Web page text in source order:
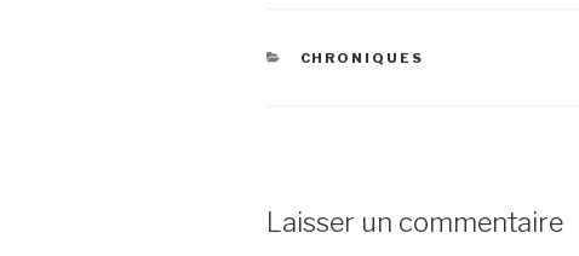
CATÉGORIES
CHRONIQUES
Laisser un commentaire